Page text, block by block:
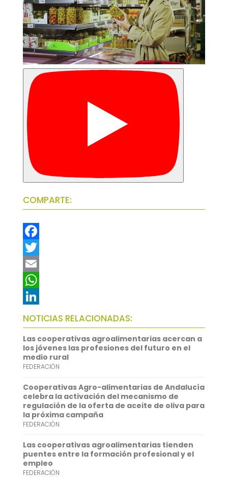
COMPARTE:
F
a
c
e
b
o
o
k
T
w
t
t
e
r
E
m
a
i
l
W
h
a
t
s
A
p
p
L
i
n
k
e
d
I
n
NOTICIAS RELACIONADAS:
Las cooperativas agroalimentarias acercan a
los jóvenes las profesiones del futuro en el
medio rural
FEDERACIÓN
Cooperativas Agro-alimentarias de Andalucía
celebra la activación del mecanismo de
regulación de la oferta de aceite de oliva para
la próxima campaña
FEDERACIÓN
Las cooperativas agroalimentarias tienden
puentes entre la formación profesional y el
empleo
FEDERACIÓN